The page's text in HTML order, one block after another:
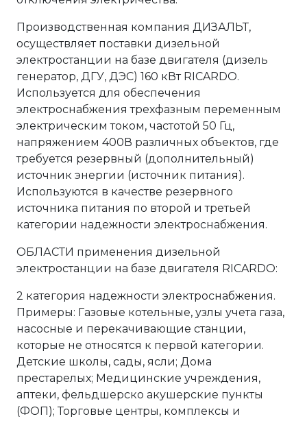
Производственная компания ДИЗАЛЬТ,
осуществляет поставки дизельной
электростанции на базе двигателя (дизель
генератор, ДГУ, ДЭС) 160 кВт RICARDO.
Используется для обеспечения
электроснабжения трехфазным переменным
электрическим током, частотой 50 Гц,
напряжением 400В различных объектов, где
требуется резервный (дополнительный)
источник энергии (источник питания).
Используются в качестве резервного
источника питания по второй и третьей
категории надежности электроснабжения.
ОБЛАСТИ применения дизельной
электростанции на базе двигателя RICARDO:
2 категория надежности электроснабжения.
Примеры: Газовые котельные, узлы учета газа,
насосные и перекачивающие станции,
которые не относятся к первой категории.
Детские школы, сады, ясли; Дома
престарелых; Медицинские учреждения,
аптеки, фельдшерско акушерские пункты
(ФОП); Торговые центры, комплексы и